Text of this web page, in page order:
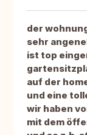
der
sehr
ist top
auf der
und eine
wir haben
mit dem